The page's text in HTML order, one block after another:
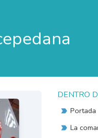
DENTRO
Portada
La